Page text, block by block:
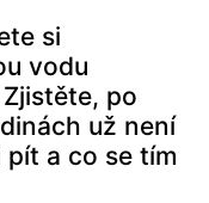
si
vodu
po
už není
pít a co se tím